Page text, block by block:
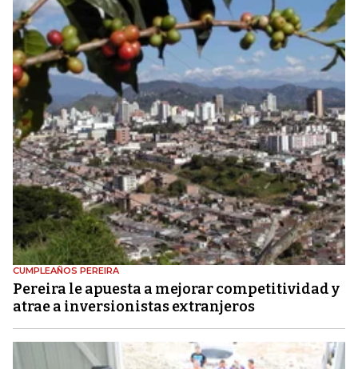
CUMPLEAÑOS PEREIRA
Pereira le apuesta a mejorar competitividad y
atrae a inversionistas extranjeros